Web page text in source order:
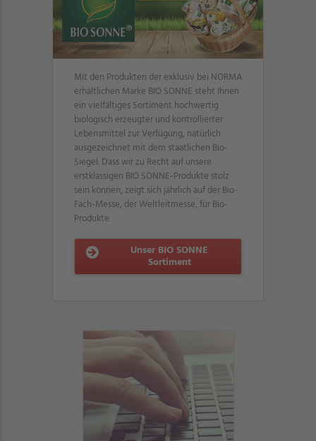
Mit den Produkten der exklusiv bei NORMA
erhältlichen Marke BIO SONNE steht Ihnen
ein vielfältiges Sortiment hochwertig
biologisch erzeugter und kontrollierter
Lebensmittel zur Verfügung, natürlich
ausgezeichnet mit dem staatlichen Bio-
Siegel. Dass wir zu Recht auf unsere
erstklassigen BIO SONNE-Produkte stolz
sein können, zeigt sich jährlich auf der Bio-
Fach-Messe, der Weltleitmesse, für Bio-
Produkte
Unser BIO SONNE
Sortiment